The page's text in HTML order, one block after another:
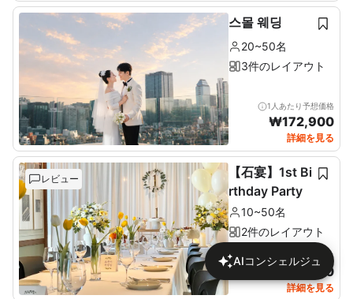
스몰 웨딩
20~50名
3件のレイアウト
1人あたり予想価格
₩172,900
詳細を見る
レビュー
【石宴】1st Bi
rthday Party
10~50名
2件のレイアウト
1人あたり予想価格
137,680
詳細を見る
AIコンシェルジュ